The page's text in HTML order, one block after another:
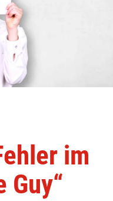
im
Guy“